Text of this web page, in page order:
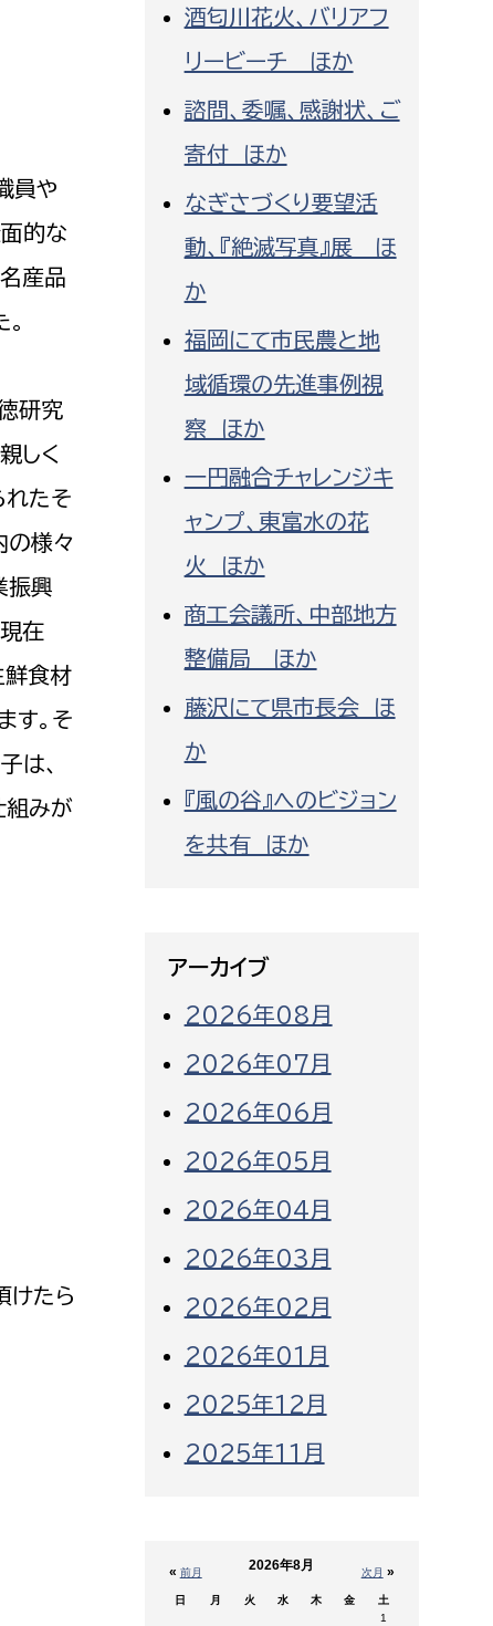
監査事務局
監査事務局
員や
的な
産品
研究
しく
れたそ
の様々
振興
在
鮮食材
す。そ
は、
組みが
けたら
酒匂川花火、バリアフ
リービーチ ほか
諮問、委嘱、感謝状、ご
寄付 ほか
なぎさづくり要望活
動、『絶滅写真』展 ほ
か
福岡にて市民農と地
域循環の先進事例視
察 ほか
一円融合チャレンジキ
ャンプ、東富水の花
火 ほか
商工会議所、中部地方
整備局 ほか
藤沢にて県市長会 ほ
か
『風の谷』へのビジョン
を共有 ほか
アーカイブ
2026年08月
2026年07月
2026年06月
2026年05月
2026年04月
2026年03月
2026年02月
2026年01月
2025年12月
2025年11月
« 前月 次月 »
2026年8月
日 月 火 水 木 金
土
1